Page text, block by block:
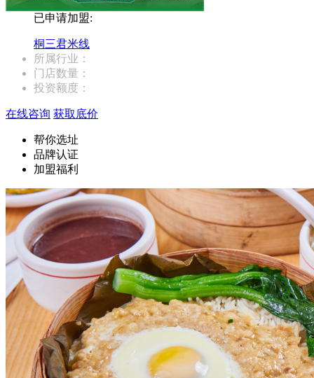
已申请加盟:
桐三君米线
所属行业：
门店数量：
投资额度：
在线咨询 获取底价
帮你选址
品牌认证
加盟福利